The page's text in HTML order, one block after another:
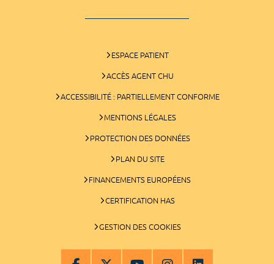
ESPACE PATIENT
ACCÈS AGENT CHU
ACCESSIBILITÉ : PARTIELLEMENT CONFORME
MENTIONS LÉGALES
PROTECTION DES DONNÉES
PLAN DU SITE
FINANCEMENTS EUROPÉENS
CERTIFICATION HAS
GESTION DES COOKIES